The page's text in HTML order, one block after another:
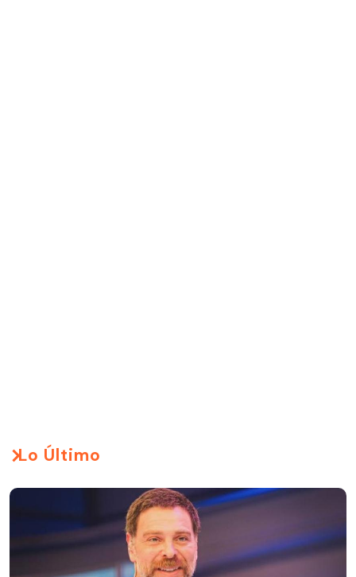
Lo Último